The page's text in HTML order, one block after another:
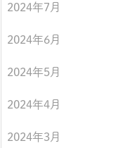
2024年7月
2024年6月
2024年5月
2024年4月
2024年3月